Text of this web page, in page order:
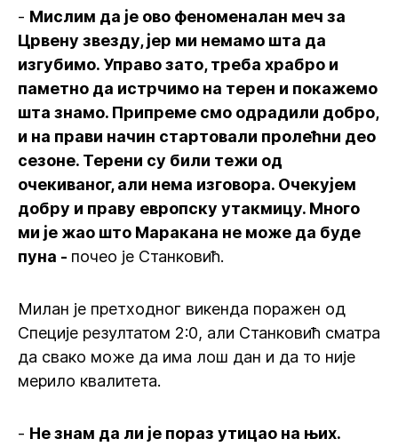
- Мислим да је ово феноменалан меч за
Црвену звезду, јер ми немамо шта да
изгубимо. Управо зато, треба храбро и
паметно да истрчимо на терен и покажемо
шта знамо. Припреме смо одрадили добро,
и на прави начин стартовали пролећни део
сезоне. Терени су били тежи од
очекиваног, али нема изговора. Очекујем
добру и праву европску утакмицу. Много
ми је жао што Маракана не може да буде
пуна - почео је Станковић.
Милан је претходног викенда поражен од
Специје резултатом 2:0, али Станковић сматра
да свако може да има лош дан и да то није
мерило квалитета.
- Не знам да ли је пораз утицао на њих.